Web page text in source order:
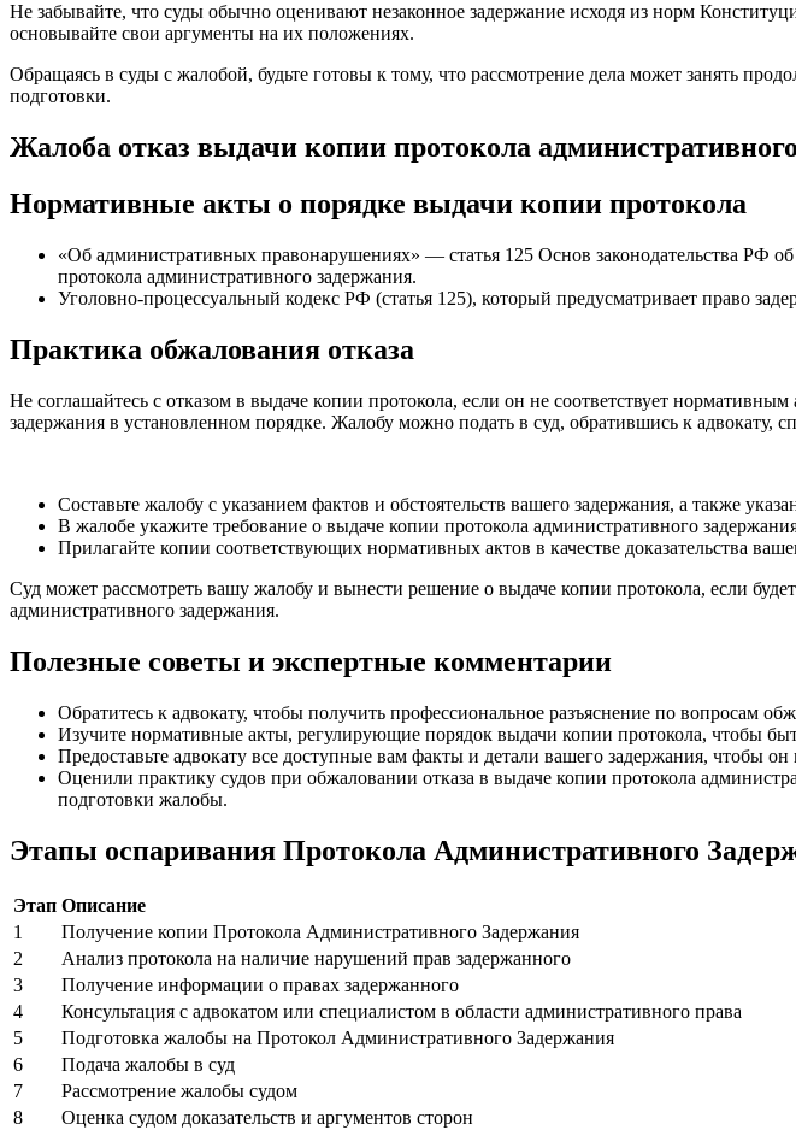
Не забывайте, что суды обычно оценивают незаконное задержание исходя из норм
основывайте свои аргументы на их положениях.
Обращаясь в суды с жалобой, будьте готовы к тому, что рассмотрение дела может занять
подготовки.
Жалоба отказ выдачи копии протокола
Нормативные акты о порядке выдачи копии протокола
«Об административных правонарушениях» — статья 125 Основ законодательства РФ
протокола административного задержания.
Уголовно-процессуальный кодекс РФ (статья 125), который предусматривает право
Практика обжалования отказа
Не соглашайтесь с отказом в выдаче копии протокола, если он не соответствует
задержания в установленном порядке. Жалобу можно подать в суд, обратившись к адвокату,
Составьте жалобу с указанием фактов и обстоятельств вашего задержания, а также
В жалобе укажите требование о выдаче копии протокола административного
Прилагайте копии соответствующих нормативных актов в качестве доказательства
Суд может рассмотреть вашу жалобу и вынести решение о выдаче копии протокола, если
административного задержания.
Полезные советы и экспертные комментарии
Обратитесь к адвокату, чтобы получить профессиональное разъяснение по вопросам
Изучите нормативные акты, регулирующие порядок выдачи копии протокола, чтобы
Предоставьте адвокату все доступные вам факты и детали вашего задержания, чтобы
Оценили практику судов при обжаловании отказа в выдаче копии протокола
подготовки жалобы.
Этапы оспаривания Протокола Административного
Этап Описание
1
Получение копии Протокола Административного Задержания
2
Анализ протокола на наличие нарушений прав задержанного
3
Получение информации о правах задержанного
4
Консультация с адвокатом или специалистом в области административного права
5
Подготовка жалобы на Протокол Административного Задержания
6
Подача жалобы в суд
7
Рассмотрение жалобы судом
8
Оценка судом доказательств и аргументов сторон